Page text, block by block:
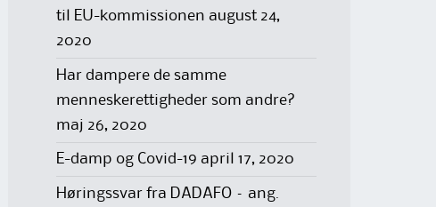
til EU-kommissionen august 24,
2020
Har dampere de samme
menneskerettigheder som andre?
maj 26, 2020
E-damp og Covid-19 april 17, 2020
Høringssvar fra DADAFO – ang.